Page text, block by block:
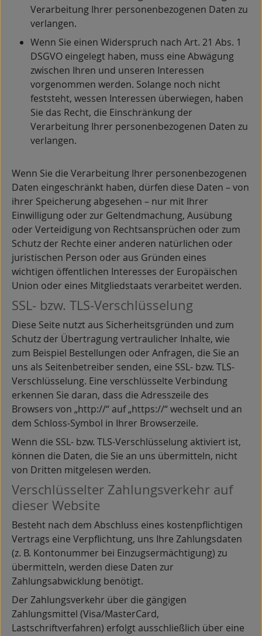
Verarbeitung Ihrer personenbezogenen Daten zu
verlangen.
Wenn Sie einen Widerspruch nach Art. 21 Abs. 1
DSGVO eingelegt haben, muss eine Abwägung
zwischen Ihren und unseren Interessen
vorgenommen werden. Solange noch nicht
feststeht, wessen Interessen überwiegen, haben
Sie das Recht, die Einschränkung der
Verarbeitung Ihrer personenbezogenen Daten zu
verlangen.
Wenn Sie die Verarbeitung Ihrer personenbezogenen
Daten eingeschränkt haben, dürfen diese Daten – von
ihrer Speicherung abgesehen – nur mit Ihrer
Einwilligung oder zur Geltendmachung, Ausübung
oder Verteidigung von Rechtsansprüchen oder zum
Schutz der Rechte einer anderen natürlichen oder
juristischen Person oder aus Gründen eines
wichtigen öffentlichen Interesses der Europäischen
Union oder eines Mitgliedstaats verarbeitet werden.
SSL- bzw. TLS-Verschlüsselung
Diese Seite nutzt aus Sicherheitsgründen und zum
Schutz der Übertragung vertraulicher Inhalte, wie
zum Beispiel Bestellungen oder Anfragen, die Sie an
uns als Seitenbetreiber senden, eine SSL- bzw. TLS-
Verschlüsselung. Eine verschlüsselte Verbindung
erkennen Sie daran, dass die Adresszeile des
Browsers von „http://“ auf „https://“ wechselt und an
dem Schloss-Symbol in Ihrer Browserzeile.
Wenn die SSL- bzw. TLS-Verschlüsselung aktiviert ist,
können die Daten, die Sie an uns übermitteln, nicht
von Dritten mitgelesen werden.
Verschlüsselter Zahlungsverkehr auf
dieser Website
Besteht nach dem Abschluss eines kostenpflichtigen
Vertrags eine Verpflichtung, uns Ihre Zahlungsdaten
(z. B. Kontonummer bei Einzugsermächtigung) zu
übermitteln, werden diese Daten zur
Zahlungsabwicklung benötigt.
Der Zahlungsverkehr über die gängigen
Zahlungsmittel (Visa/MasterCard,
Lastschriftverfahren) erfolgt ausschließlich über eine